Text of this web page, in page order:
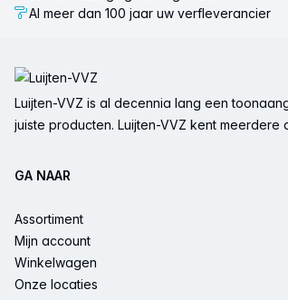
Al meer dan 100 jaar uw verfleverancier
Luijten-VVZ is al decennia lang een
juiste producten. Luijten-VVZ kent
GA NAAR
Assortiment
Mijn account
Winkelwagen
Onze locaties